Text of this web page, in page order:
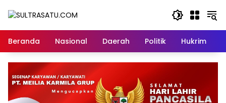
Beranda
Nasional Daerah Politik Hukrim